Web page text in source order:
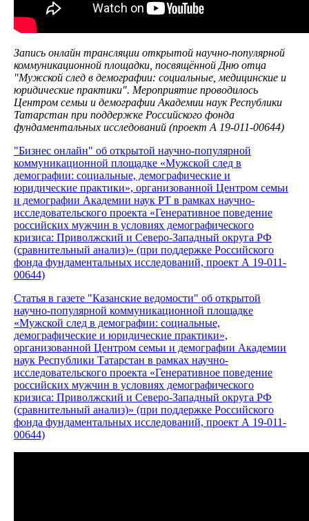
Запись онлайн трансляции открытой научно-популярной
коммуникационной площадки, посвящённой Дню отца
"Мужской след в демографии: социальные, медицинские и
юридические практики". Мероприятие проводилось
Центром семьи и демографии Академии наук Республики
Татарстан при поддержке Российского фонда
фундаментальных исследований (проект А 19-011-00644)
"Бизнес онлайн" об открытой научно-популярной
коммуникационной площадке «Мужской след в
демографии: социальные, демографические и
юридические практики», организованной Центром семьи
и демографии Академии наук РТ в рамках научно-
исследовательского проекта «Генеративное поведение
российских мужчин в условиях демографического
кризиса: Приволжский и Северо-Западный округа РФ
(сравнительный анализ)» (при поддержке Российского
фонда фундаментальных исследований, проект А 19-011-
00644)
Статья в газете "Казанские ведомости" об открытой
научно-популярной коммуникационной площадке
«Мужской след в демографии: социальные,
демографические и юридические практики»,
организованной Центром семьи и демографии Академии
наук Республики Татарстан в рамках научно-
исследовательского проекта «Генеративное поведение
российских мужчин в условиях демографического
кризиса: Приволжский и Северо-Западный округа РФ
(сравнительный анализ)» (при поддержке Российского
фонда фундаментальных исследований, проект А 19-011-
00644)